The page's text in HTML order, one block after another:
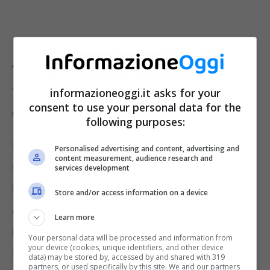
Toto Cutugno, è morto il cantante de
“L’Italiano”, che fine farà la sua
eredità: le informazioni disponibili
Nato il 7 luglio 1943, Toto Cutugno è
scomparso il22 agosto
italiani più amati, ha partecipato a quindici
edizioni del Festival di Sanremo, vincendo
l’edizione del 1980, grazie al brano
Solo noi
Nel 1983 ha nuovamente preso parte alla
informazioneoggi.it asks for your
consent to use your personal data for the
following purposes:
Personalised advertising and content, advertising and
content measurement, audience research and
services development
Store and/or access information on a device
Learn more
Your personal data will be processed and information from
your device (cookies, unique identifiers, and other device
data) may be stored by, accessed by and shared with 319
partners, or used specifically by this site. We and our partners